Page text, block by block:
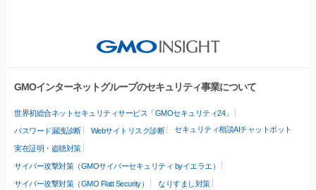
GMOインターネットグループのセキュリティ事業について
世界初総合ネットセキュリティサービス「GMOセキュリティ24」
パスワード漏洩診断 Webサイトリスク診断 セキュリティ相談AIチャットボット
実在証明・盗聴対策
サイバー攻撃対策（GMOサイバーセキュリティ byイエラエ）
サイバー攻撃対策（GMO Flatt Security）
なりすまし対策